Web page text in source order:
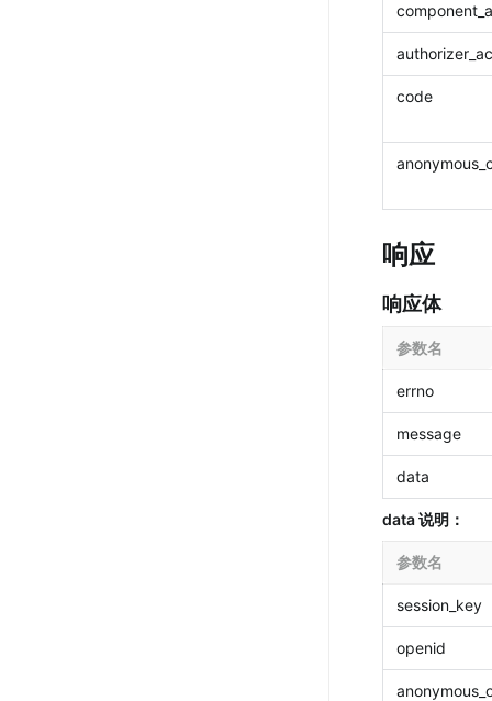
code
响应
响应体
参数名
errno
message
data
data 说明：
参数名
session_key
openid